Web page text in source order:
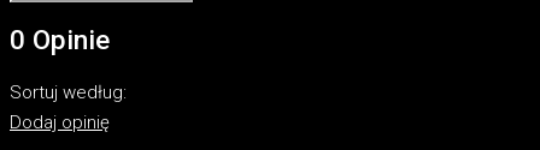
0 Opinie
Sortuj według:
Dodaj opinię